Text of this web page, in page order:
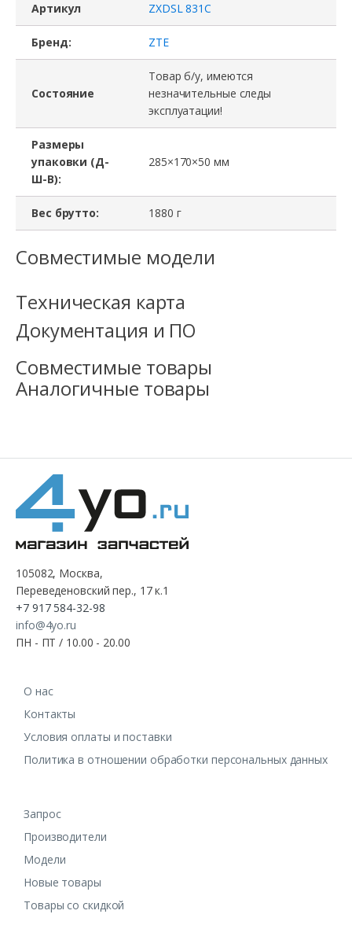
Артикул ZXDSL 831C
Бренд: ZTE
Состояние
Товар б/у, имеются
незначительные следы
эксплуатации!
Размеры
упаковки (Д-
Ш-В):
285×170×50 мм
Вес брутто: 1880 г
Совместимые модели
Техническая карта
Документация и ПО
Совместимые товары
Аналогичные товары
105082, Москва,
Переведеновский пер., 17 к.1
+7 917 584-32-98
info@4yo.ru
ПН - ПТ / 10.00 - 20.00
О нас
Контакты
Условия оплаты и поставки
Политика в отношении обработки персональных данных
Запрос
Производители
Модели
Новые товары
Товары со скидкой